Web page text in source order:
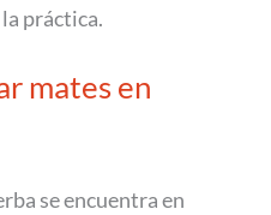
la práctica.
mates en
se encuentra en